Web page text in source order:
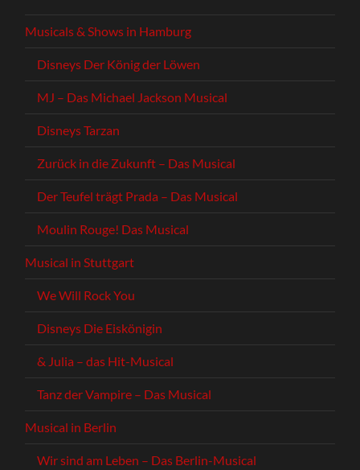
Musicals & Shows in Hamburg
Disneys Der König der Löwen
MJ – Das Michael Jackson Musical
Disneys Tarzan
Zurück in die Zukunft – Das Musical
Der Teufel trägt Prada – Das Musical
Moulin Rouge! Das Musical
Musical in Stuttgart
We Will Rock You
Disneys Die Eiskönigin
& Julia – das Hit-Musical
Tanz der Vampire – Das Musical
Musical in Berlin
Wir sind am Leben – Das Berlin-Musical